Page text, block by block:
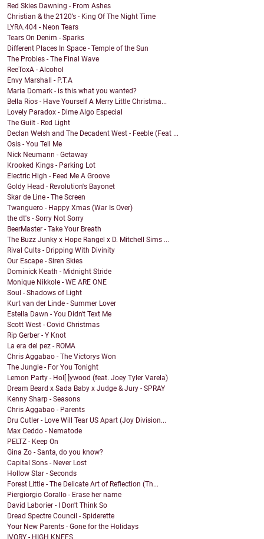
Red Skies Dawning - From Ashes
Christian & the 2120’s - King Of The Night Time
LYRA.404 - Neon Tears
Tears On Denim - Sparks
Different Places In Space - Temple of the Sun
The Probies - The Final Wave
ReeToxA - Alcohol
Envy Marshall - P.T.A
Maria Domark - is this what you wanted?
Bella Rios - Have Yourself A Merry Little Christma...
Lovely Paradox - Dime Algo Especial
The Guilt - Red Light
Declan Welsh and The Decadent West - Feeble (Feat ...
Osis - You Tell Me
Nick Neumann - Getaway
Krooked Kings - Parking Lot
Electric High - Feed Me A Groove
Goldy Head - Revolution's Bayonet
Skar de Line - The Screen
Twanguero - Happy Xmas (War Is Over)
the dt's - Sorry Not Sorry
BeerMaster - Take Your Breath
The Buzz Junky x Hope Rangel x D. Mitchell Sims ...
Rival Cults - Dripping With Divinity
Our Escape - Siren Skies
Dominick Keath - Midnight Stride
Monique Nikkole - WE ARE ONE
Soul - Shadows of Light
Kurt van der Linde - Summer Lover
Estella Dawn - You Didn't Text Me
Scott West - Covid Christmas
Rip Gerber - Y Knot
La era del pez - ROMA
Chris Aggabao - The Victorys Won
The Jungle - For You Tonight
Lemon Party - Hol[ ]ywood (feat. Joey Tyler Varela)
Dream Beard x Sada Baby x Judge & Jury - SPRAY
Kenny Sharp - Seasons
Chris Aggabao - Parents
Dru Cutler - Love Will Tear US Apart (Joy Division...
Max Ceddo - Nematode
PELTZ - Keep On
Gina Zo - Santa, do you know?
Capital Sons - Never Lost
Hollow Star - Seconds
Forest Little - The Delicate Art of Reflection (Th...
Piergiorgio Corallo - Erase her name
David Laborier - I Don't Think So
Dread Spectre Council - Spiderette
Your New Parents - Gone for the Holidays
IVORY - HIGH KNEES